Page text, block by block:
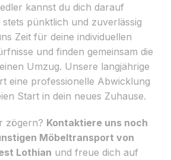
kannst du dich darauf
pünktlich und zuverlässig
Zeit für deine individuellen
und finden gemeinsam die
Umzug. Unsere langjährige
eine professionelle Abwicklung
Start in dein neues Zuhause.
zögern? Kontaktiere uns noch
Möbeltransport von
Lothian und freue dich auf